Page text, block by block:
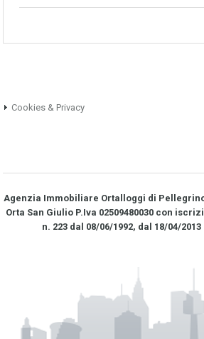
Cookies & Privacy
Agenzia Immobiliare Ortalloggi di
Orta San Giulio P.Iva 02509480030 con
n. 223 dal 08/06/1992, dal 18/04/2013